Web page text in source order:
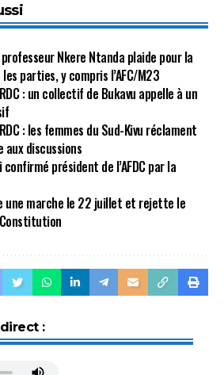
Nkere Ntanda plaide pour la
parties, y compris l’AFC/M23
: un collectif de Bukavu appelle à un
: les femmes du Sud-Kivu réclament
discussions
président de l’AFDC par la
une marche le 22 juillet et rejette le
: